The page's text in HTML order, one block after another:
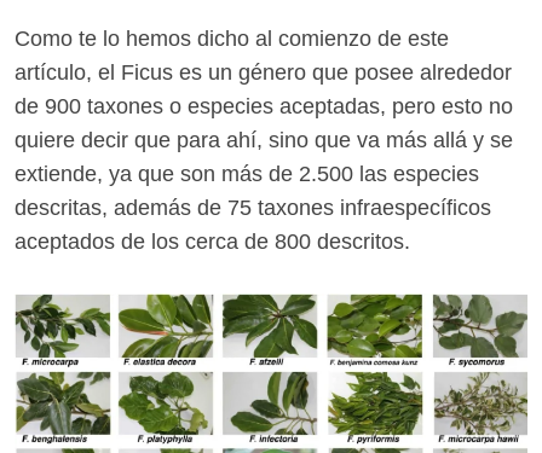
Como te lo hemos dicho al comienzo de este
artículo, el Ficus es un género que posee alrededor
de 900 taxones o especies aceptadas, pero esto no
quiere decir que para ahí, sino que va más allá y se
extiende, ya que son más de 2.500 las especies
descritas, además de 75 taxones infraespecíficos
aceptados de los cerca de 800 descritos.